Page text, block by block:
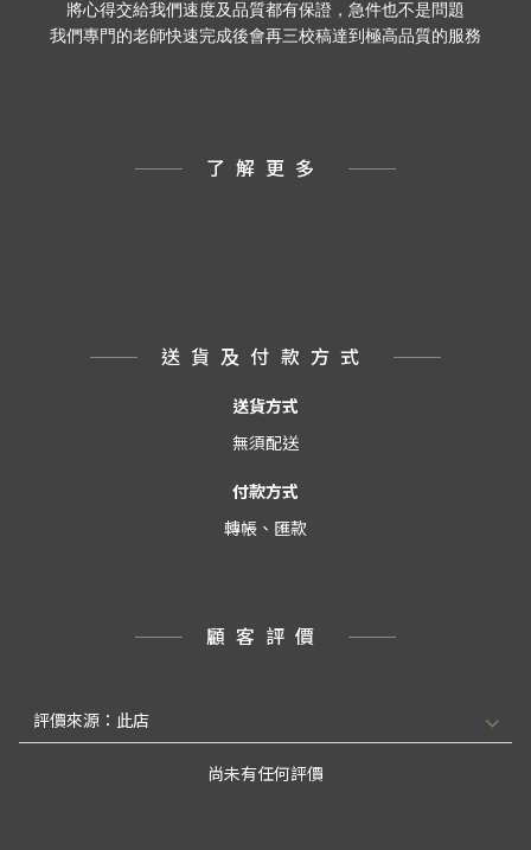
將心得交給我們速度及品質都有保證，急件也不是問題
我們專門的老師快速完成後會再三校稿達到極高品質的服務
了解更多
送貨及付款方式
送貨方式
無須配送
付款方式
轉帳、匯款
顧客評價
尚未有任何評價